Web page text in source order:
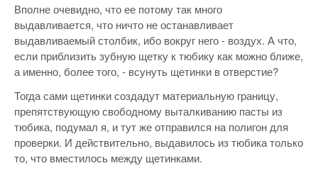
Вполне очевидно, что ее потому так много
выдавливается, что ничто не останавливает
выдавливаемый столбик, ибо вокруг него - воздух. А что,
если приблизить зубную щетку к тюбику как можно ближе,
а именно, более того, - всунуть щетинки в отверстие?
Тогда сами щетинки создадут материальную границу,
препятствующую свободному выталкиванию пасты из
тюбика, подумал я, и тут же отправился на полигон для
проверки. И действительно, выдавилось из тюбика только
то, что вместилось между щетинками.